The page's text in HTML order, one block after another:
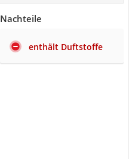
Nachteile
enthält Duftstoffe